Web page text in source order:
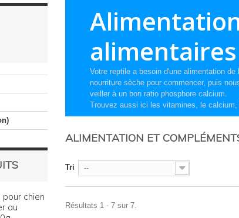
pour chien
au
alimentaires
Votre reptile a besoin d'une alimentation
nourriture sèche pour commencer, puis
veiller à un bon ratio phosphore calcium.
Trouvez aussi ici les vitamines, le
ALIMENTATION ET
Tri --
Résultats 1 - 7 sur 7.